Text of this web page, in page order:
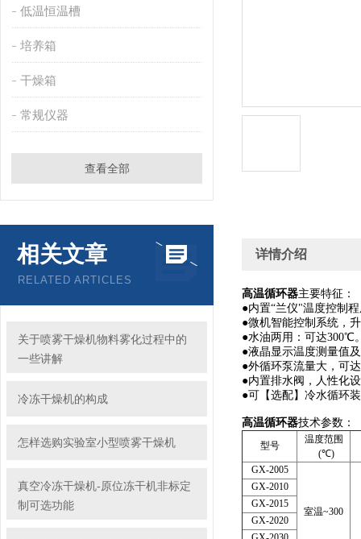
低温恒温槽
培养箱
干燥箱
常规仪器
查看全部
相关文章
RELATED ARTICLES
关于喷雾干燥机物料雾化过程中的
一些讲解
冷冻干燥机的构成
怎样选购实验室小型喷雾干燥机
真空冷冻干燥机-原位冻干机非标定
制可选功能
详情介绍
高温循环器主要特征：
●内置“兰仪"温度控制
●微机智能控制系统，
●水油两用：可达300℃
●液晶显示温度测量值
●外循环泵流量大，可达
●内置排水阀，人性化
●可【选配】冷水循环
高温循环器技术参数：
型号
温度范围
(℃)
GX-2005
室温~300
GX-2010
GX-2015
GX-2020